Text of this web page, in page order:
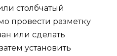
столбчатый
провести разметку
или сделать
установить